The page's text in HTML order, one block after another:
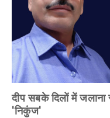
दीप सबके दिलों में जलाना
'निकुंज'